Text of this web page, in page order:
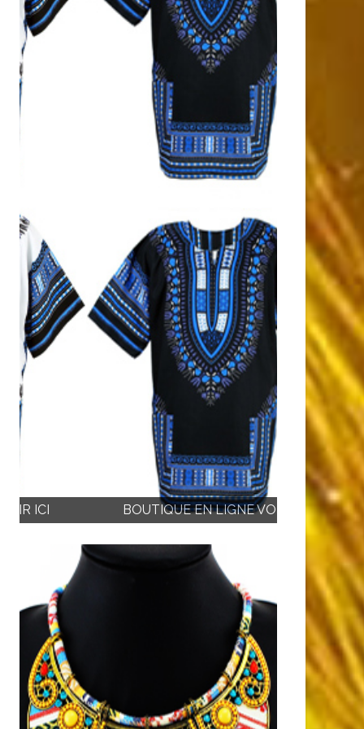
BOUTIQUE EN LIGNE VOIR ICI